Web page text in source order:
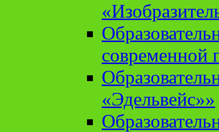
современной
«Эдельвейс»»